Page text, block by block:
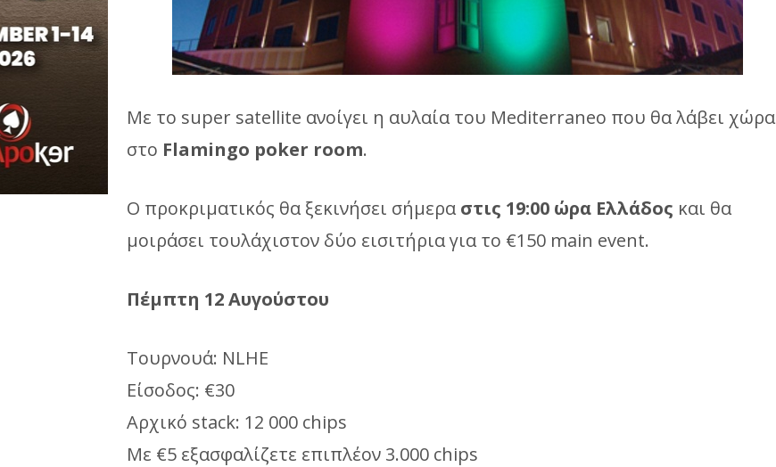
Με το super satellite ανοίγει η αυλαία του Mediterraneo που θα λάβει χώρα
στο Flamingo poker room.
Ο προκριματικός θα ξεκινήσει σήμερα στις 19:00 ώρα Ελλάδος και θα
μοιράσει τουλάχιστον δύο εισιτήρια για το €150 main event.
Πέμπτη 12 Αυγούστου
Τουρνουά: NLHE
Είσοδος: €30
Αρχικό stack: 12 000 chips
Με €5 εξασφαλίζετε επιπλέον 3.000 chips